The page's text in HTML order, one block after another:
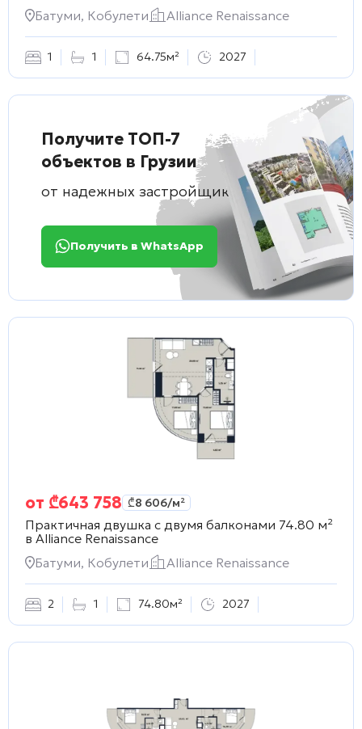
Батуми, Кобулети
Alliance Renaissance
1 1 64.75м² 2027
Получите ТОП-7
объектов в Грузии
от надежных застройщиков
Получить в WhatsApp
от ₾643 758 ₾8 606/м²
Практичная двушка с двумя балконами 74.80 м²
в Alliance Renaissance
Батуми, Кобулети
Alliance Renaissance
2 1 74.80м² 2027